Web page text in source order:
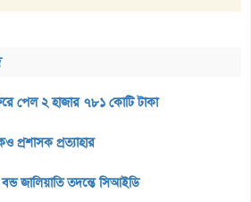
পেল ২ হাজার ৭৮১ কোটি টাকা
প্রত্যাহার
জালিয়াতি তদন্তে সিআইডি